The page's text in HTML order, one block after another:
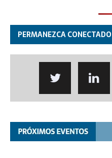
PERMANEZCA CONECTADO